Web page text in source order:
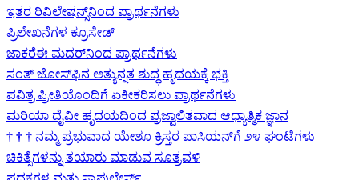
ಇತರ ರಿವಿಲೇಷನ್ಸ್‌ನಿಂದ ಪ್ರಾರ್ಥನೆಗಳು
ಪ್ರಿಲೇಖನೆಗಳ ಕ್ರೂಸೇಡ್
ಜಾಕರೆಈ ಮದರ್‌ನಿಂದ ಪ್ರಾರ್ಥನೆಗಳು
ಸಂತ್ ಜೋಸ್‌ಫಿನ ಅತ್ಯುನ್ನತ ಶುದ್ಧ ಹೃದಯಕ್ಕೆ ಭಕ್ತಿ
ಪವಿತ್ರ ಪ್ರೀತಿಯೊಂದಿಗೆ ಏಕೀಕರಿಸಲು ಪ್ರಾರ್ಥನೆಗಳು
ಮರಿಯಾ ದೈವೀ ಹೃದಯದಿಂದ ಪ್ರಜ್ವಾಲಿತವಾದ ಆಧ್ಯಾತ್ಮಿಕ ಜ್ಞಾನ
† † † ನಮ್ಮ ಪ್ರಭುವಾದ ಯೇಶೂ ಕ್ರಿಸ್ತರ ಪಾಸಿಯನ್‌ಗೆ ೨೪ ಘಂಟೆಗಳು
ಚಿಕಿತ್ಸೆಗಳನ್ನು ತಯಾರು ಮಾಡುವ ಸೂತ್ರವಳಿ